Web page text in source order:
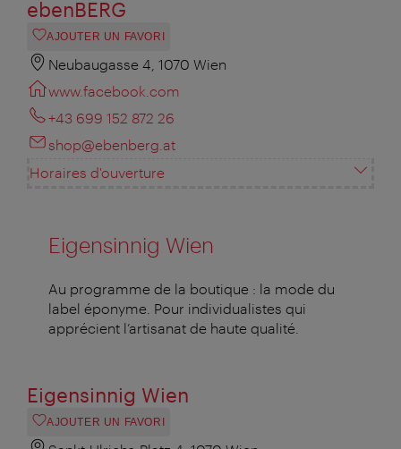
ebenBERG
AJOUTER UN FAVORI
Neubaugasse 4, 1070 Wien
www.facebook.com
+43 699 152 872 26
shop@ebenberg.at
Horaires d'ouverture
Eigensinnig Wien
Au programme de la boutique : la mode du
label éponyme. Pour individualistes qui
apprécient l’artisanat de haute qualité.
Eigensinnig Wien
AJOUTER UN FAVORI